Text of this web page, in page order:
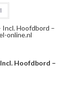
Hoofdbord –